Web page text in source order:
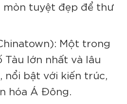
mòn tuyệt đẹp để thư
Một trong
Tàu lớn nhất và lâu
nổi bật với kiến trúc,
hóa Á Đông.